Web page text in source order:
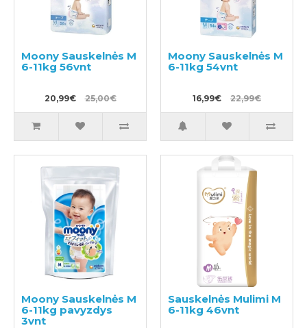
Moony Sauskelnės M
6-11kg 56vnt
20,99€ 25,00€
Moony Sauskelnės M
6-11kg 54vnt
16,99€ 22,99€
Moony Sauskelnės M
6-11kg pavyzdys
3vnt
Sauskelnės Mulimi M
6-11kg 46vnt